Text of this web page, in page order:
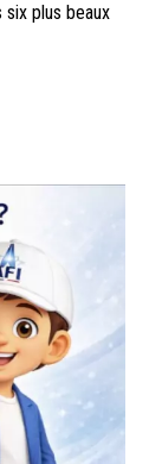
six plus beaux